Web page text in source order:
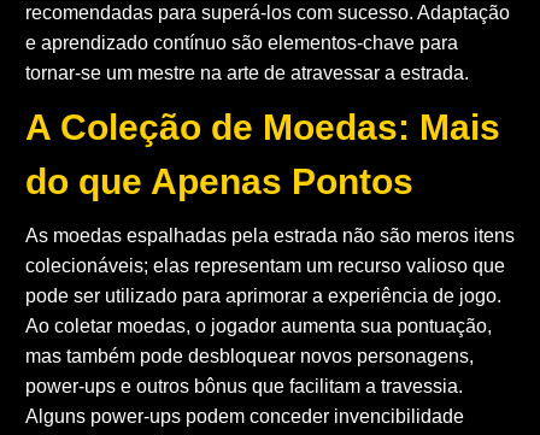
recomendadas para superá-los com sucesso. Adaptação
e aprendizado contínuo são elementos-chave para
tornar-se um mestre na arte de atravessar a estrada.
A Coleção de Moedas: Mais
do que Apenas Pontos
As moedas espalhadas pela estrada não são meros itens
colecionáveis; elas representam um recurso valioso que
pode ser utilizado para aprimorar a experiência de jogo.
Ao coletar moedas, o jogador aumenta sua pontuação,
mas também pode desbloquear novos personagens,
power-ups e outros bônus que facilitam a travessia.
Alguns power-ups podem conceder invencibilidade